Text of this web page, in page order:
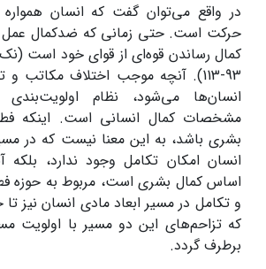
در واقع می‌توان گفت که انسان
حرکت است. حتی زمانی که ضدکمال عمل
93-113). آنچه موجب اختلاف مکاتب و
انسان‌ها می‌شود، نظام
مشخصات کمال انسانی است. اینکه
بشری باشد، به این معنا نیست که در
انسان امکان تکامل وجود ندارد،
اساس کمال بشری است، مربوط به حوزه
و تکامل در مسیر ابعاد مادی انسان نیز
که تزاحم‌های این دو مسیر با اولویت
برطرف گردد.